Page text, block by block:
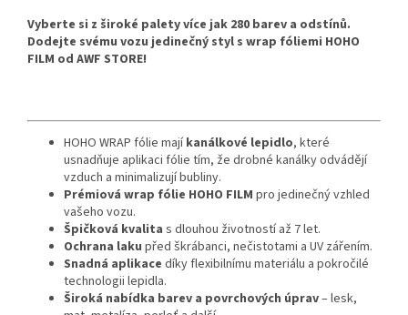
Vyberte si z široké palety více jak 280 barev a odstínů.
Dodejte svému vozu jedinečný styl s wrap fóliemi HOHO
FILM od AWF STORE!
HOHO WRAP fólie majíkanálkové lepidlo, které
usnadňuje aplikaci fólie tím, že drobné kanálky odvádějí
vzduch a minimalizují bubliny.
Prémiová wrap fólie HOHO FILM pro jedinečný vzhled
vašeho vozu.
Špičková kvalita s dlouhou životností až 7 let.
Ochrana laku před škrábanci, nečistotami a UV zářením.
Snadná aplikace díky flexibilnímu materiálu a pokročilé
technologii lepidla.
Široká nabídka barev a povrchových úprav– lesk,